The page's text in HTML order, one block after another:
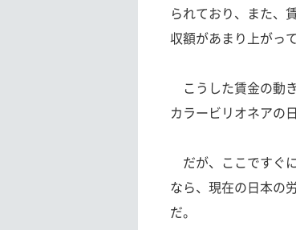
られており、また、
収額があまり上がっ
こうした賃金の動
カラービリオネアの
だが、ここですぐ
なら、現在の日本の
だ。